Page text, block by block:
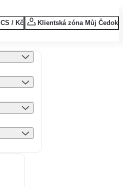
CS / Kč Klientská zóna Můj Čedok